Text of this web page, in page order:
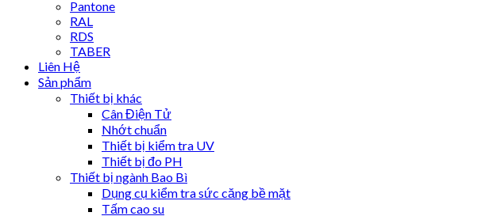
Pantone
RAL
RDS
TABER
Liên Hệ
Sản phẩm
Thiết bị khác
Cân Điện Tử
Nhớt chuẩn
Thiết bị kiểm tra UV
Thiết bị đo PH
Thiết bị ngành Bao Bì
Dụng cụ kiểm tra sức căng bề mặt
Tấm cao su